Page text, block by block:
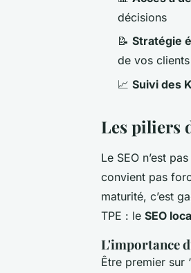
décisions
📝 Stratégie
de vos clients
📈 Suivi des
Les piliers
Le SEO n’est
convient pas
maturité, c’est
TPE : le SEO
L'importance
Être premier sur